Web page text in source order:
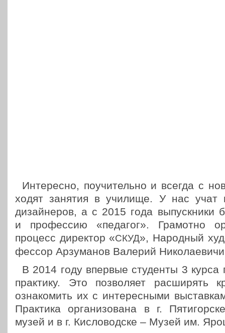
Инте­рес­но, поучи­тель­но и всегда с
хо­дят занятия в училище. У нас учат
дизай­не­ров, а с 2015 года выпуск­ни­ки
и про­фес­сию «педагог». Гра­мот­но
процесс дирек­тор «СКУД», Народ­ный
фес­сор Арзу­ма­нов Валерий
В 2014 году впервые сту­ден­ты 3 курса
прак­ти­ку. Это поз­во­ля­ет рас­ши­рять
озна­ко­мить их с инте­рес­ны­ми
Прак­ти­ка орга­ни­зо­ва­на в г.
музей и в г. Кис­ло­вод­ске – Музей им.